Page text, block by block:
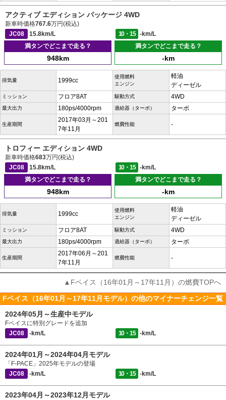
アクティブ エディション パッケージ 4WD
新車時価格767.6万円(税込)
JC08
15.8km/L 10・15
-km/L
満タンでどこまで走る？
948km
満タンでどこまで走る？
-km
排気量 1999cc
使用燃料
エンジン
軽油
ディーゼル
ミッション フロア8AT 駆動方式 4WD
最大出力 180ps/4000rpm 過給器（ターボ） ターボ
生産期間
2017年03月～201
7年11月
燃費性能 -
トロフィー エディション 4WD
新車時価格683万円(税込)
JC08
15.8km/L 10・15
-km/L
満タンでどこまで走る？
948km
満タンでどこまで走る？
-km
排気量 1999cc
使用燃料
エンジン
軽油
ディーゼル
ミッション フロア8AT 駆動方式 4WD
最大出力 180ps/4000rpm 過給器（ターボ） ターボ
生産期間
2017年06月～201
7年11月
燃費性能 -
▲Fペイス（16年01月～17年11月）の燃費TOPへ
Fペイス（16年01月～17年11月モデル）の他のマイナーチェンジ一覧
2024年05月～生産中モデル
Fペイスに特別グレードを追加
JC08
-km/L 10・15 -km/L
2024年01月～2024年04月モデル
「F-PACE」2025年モデルの登場
JC08
-km/L 10・15 -km/L
2023年04月～2023年12月モデル